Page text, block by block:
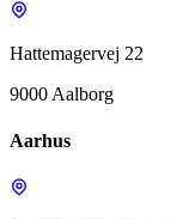
Hattemagervej 22
9000 Aalborg
Aarhus